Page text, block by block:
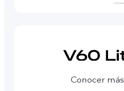
Conocer más